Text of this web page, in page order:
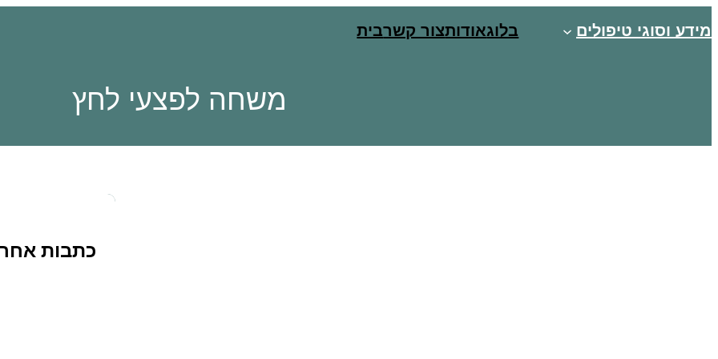
מידע וסוגי טיפולים בלוגאודותצור קשרבית
משחה לפצעי לחץ
כתבות